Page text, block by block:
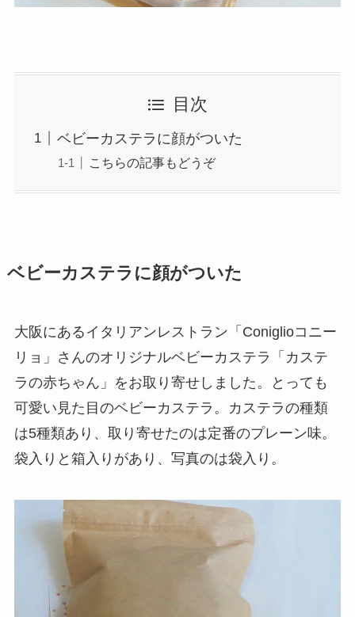
目次
ベビーカステラに顔がついた
こちらの記事もどうぞ
ベビーカステラに顔がついた
大阪にあるイタリアンレストラン「Coniglioコニー
リョ」さんのオリジナルベビーカステラ「カステ
ラの赤ちゃん」をお取り寄せしました。とっても
可愛い見た目のベビーカステラ。カステラの種類
は5種類あり、取り寄せたのは定番のプレーン味。
袋入りと箱入りがあり、写真のは袋入り。